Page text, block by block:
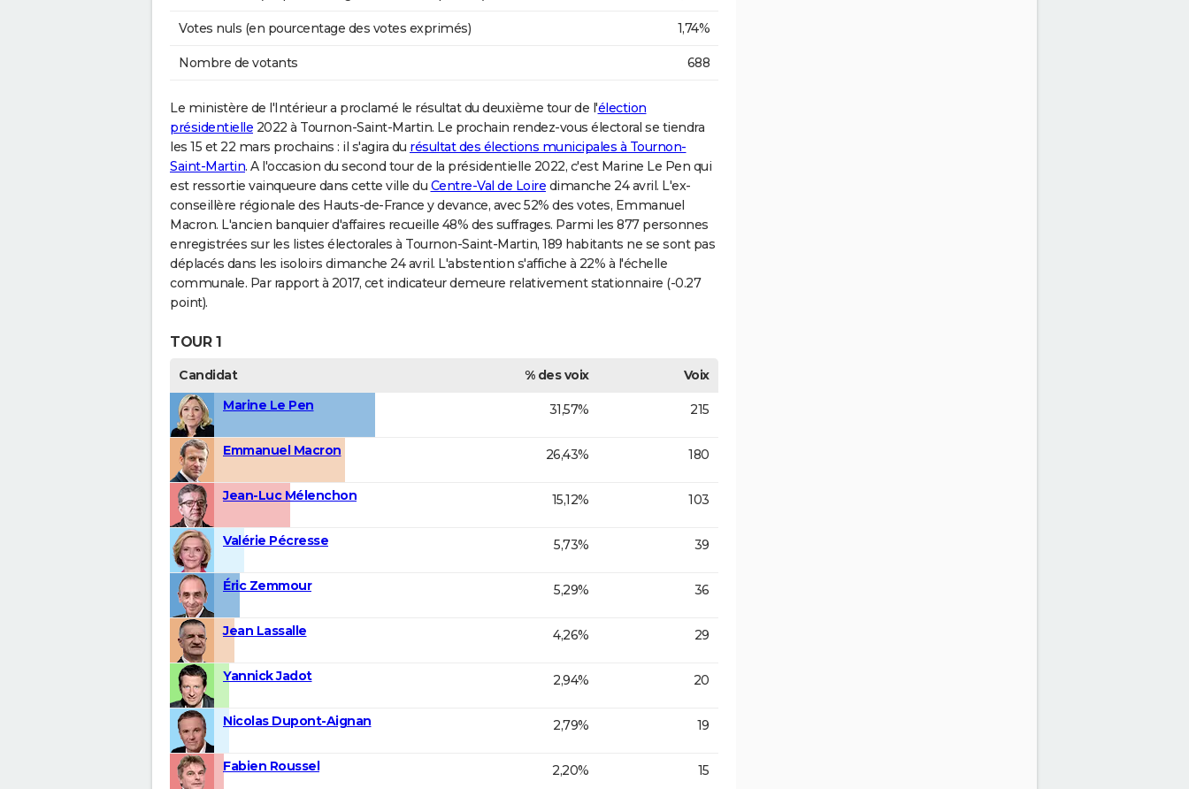
Votes nuls (en pourcentage des votes exprimés) 1,74%
Nombre de votants 688
Le ministère de l'Intérieur a proclamé le résultat du deuxième tour de l'élection
présidentielle 2022 à Tournon-Saint-Martin. Le prochain rendez-vous électoral se tiendra
les 15 et 22 mars prochains : il s'agira du résultat des élections municipales à Tournon-
Saint-Martin. A l'occasion du second tour de la présidentielle 2022, c'est Marine Le Pen qui
est ressortie vainqueure dans cette ville du Centre-Val de Loire dimanche 24 avril. L'ex-
conseillère régionale des Hauts-de-France y devance, avec 52% des votes, Emmanuel
Macron. L'ancien banquier d'affaires recueille 48% des suffrages. Parmi les 877 personnes
enregistrées sur les listes électorales à Tournon-Saint-Martin, 189 habitants ne se sont pas
déplacés dans les isoloirs dimanche 24 avril. L'abstention s'affiche à 22% à l'échelle
communale. Par rapport à 2017, cet indicateur demeure relativement stationnaire (-0.27
point).
TOUR 1
Candidat % des voix
Voix
Marine Le Pen
31,57% 215
Emmanuel Macron 26,43% 180
Jean-Luc Mélenchon 15,12% 103
Valérie Pécresse 5,73% 39
Éric Zemmour 5,29% 36
Jean Lassalle 4,26% 29
Yannick Jadot 2,94% 20
Nicolas Dupont-Aignan 2,79% 19
Fabien Roussel 2,20% 15